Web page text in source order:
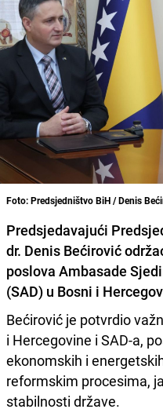
Foto: Predsjedništvo BiH / Denis
Predsjedavajući
dr. Denis Bećirović
poslova Ambasade
(SAD) u Bosni i
Bećirović je potvrdio
i Hercegovine i SAD-a,
ekonomskih i
reformskim procesima,
stabilnosti države.